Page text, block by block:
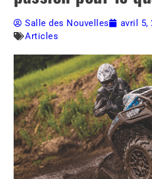
Salle des Nouvelles avril 5,
Articles